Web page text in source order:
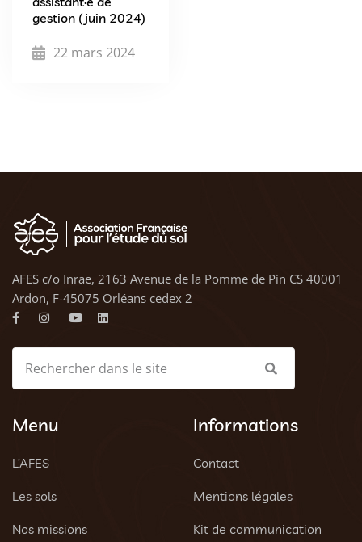
gestion (juin 2024)
22 mars 2024
AFES c/o Inrae, 2163 Avenue de la Pomme de Pin CS 40001
Ardon, F-45075 Orléans cedex 2
Menu
L’AFES
Les sols
Nos missions
Informations
Contact
Mentions légales
Kit de communication